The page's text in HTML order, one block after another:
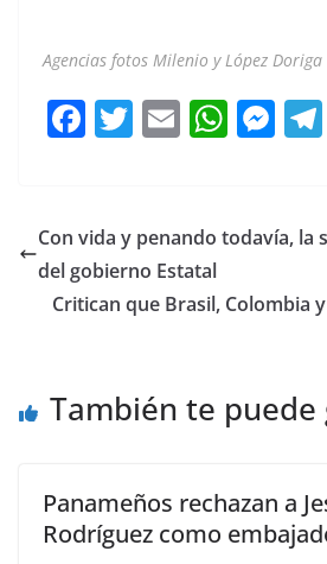
Agencias fotos Milenio y López Doriga
F
e
b
o
T
er
E
l
W
s
p
M
e
g
Con vida y penando todavía, la
del gobierno Estatal
Critican que Brasil, Colombia
También te puede
Panameños rechazan a
Rodríguez como